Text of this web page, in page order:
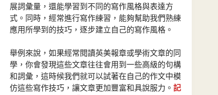
展詞彙量，還能學習到不同的寫作風格與表達方
式。同時，經常進行寫作練習，能夠幫助我們熟練
應用所學到的技巧，逐步建立自己的寫作風格。
舉例來說，如果經常閱讀英美報章或學術文章的同
學，你會發現這些文章往往會用到一些高級的句構
和詞彙，這時候我們就可以試著在自己的作文中模
仿這些寫作技巧，讓文章更加豐富和具說服力。 記